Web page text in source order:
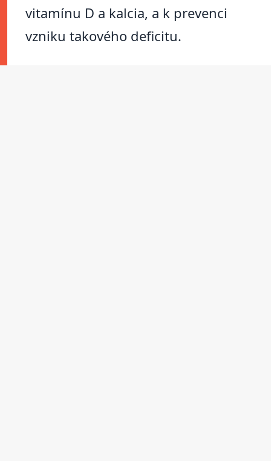
vitamínu D a kalcia, a k prevenci
vzniku takového deficitu.